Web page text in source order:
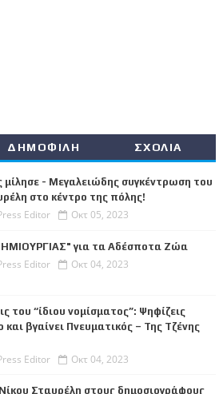
ΔΗΜΟΦΙΛΗ ΣΧΟΛΙΑ
μίλησε - Μεγαλειώδης συγκέντρωση του
στο κέντρο της πόλης!
Editor Οκτ 05, 2023
για τα Αδέσποτα Ζώα
Editor Οκτ 04, 2023
του “ίδιου νομίσματος”: Ψηφίζεις
βγαίνει Πνευματικός – Της Τζένης
Editor Οκτ 04, 2023
Σταυρέλη στους δημοσιογράφους